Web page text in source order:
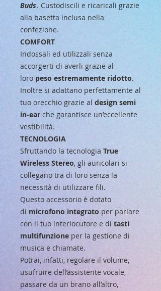
Buds. Custodiscili e ricaricali grazie
alla basetta inclusa nella
confezione.
COMFORT
Indossali ed utilizzali senza
accorgerti di averli grazie al
loro peso estremamente ridotto.
Inoltre si adattano perfettamente al
tuo orecchio grazie al design semi
in-ear che garantisce un’eccellente
vestibilità.
TECNOLOGIA
Sfruttando la tecnologia True
Wireless Stereo, gli auricolari si
collegano tra di loro senza la
necessità di utilizzare fili.
Questo accessorio è dotato
di microfono integrato per parlare
con il tuo interlocutore e di tasti
multifunzione per la gestione di
musica e chiamate.
Potrai, infatti, regolare il volume,
usufruire dell’assistente vocale,
passare da un brano all’altro,